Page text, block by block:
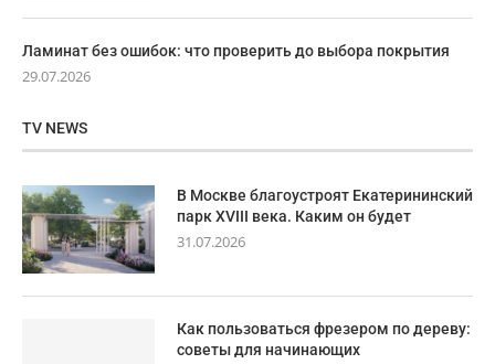
Ламинат без ошибок: что проверить до выбора покрытия
29.07.2026
TV NEWS
В Москве благоустроят Екатерининский
парк XVIII века. Каким он будет
31.07.2026
Как пользоваться фрезером по дереву:
советы для начинающих